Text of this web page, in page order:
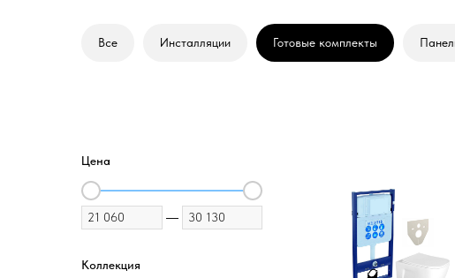
Все Инсталляции Готовые комплекты
Цена
—
Коллекция